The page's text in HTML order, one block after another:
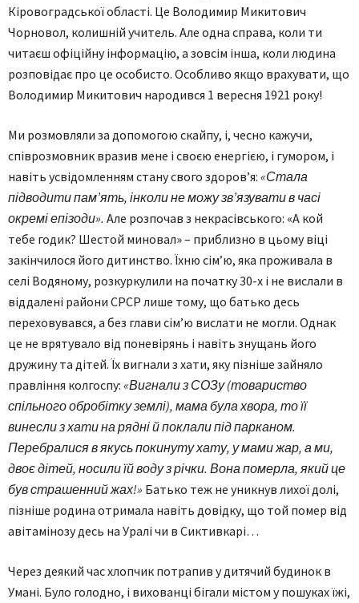
Кіровоградської області. Це Володимир Микитович
Чорновол, колишній учитель. Але одна справа, коли ти
читаєш офіційну інформацію, а зовсім інша, коли людина
розповідає про це особисто. Особливо якщо врахувати, що
Володимир Микитович народився 1 вересня 1921 року!
Ми розмовляли за допомогою скайпу, і, чесно кажучи,
співрозмовник вразив мене і своєю енергією, і гумором, і
навіть усвідомленням стану свого здоров’я: «Стала
підводити пам’ять, інколи не можу зв’язувати в часі
окремі епізоди». Але розпочав з некрасівського: «А кой
тебе годик? Шестой миновал» – приблизно в цьому віці
закінчилося його дитинство. Їхню сім’ю, яка проживала в
селі Водяному, розкуркулили на початку 30-х і не вислали в
віддалені райони СРСР лише тому, що батько десь
переховувався, а без глави сім’ю вислати не могли. Однак
це не врятувало від поневірянь і навіть знущань його
дружину та дітей. Їх вигнали з хати, яку пізніше зайняло
правління колгоспу: «Вигнали з СОЗу (товариство
спільного обробітку землі), мама була хвора, то її
винесли з хати на рядні й поклали під парканом.
Перебралися в якусь покинуту хату, у мами жар, а ми,
двоє дітей, носили їй воду з річки. Вона померла, який це
був страшенний жах!» Батько теж не уникнув лихої долі,
пізніше родина отримала навіть довідку, що той помер від
авітамінозу десь на Уралі чи в Сиктивкарі…
Через деякий час хлопчик потрапив у дитячий будинок в
Умані. Було голодно, і вихованці бігали містом у пошуках їжі,